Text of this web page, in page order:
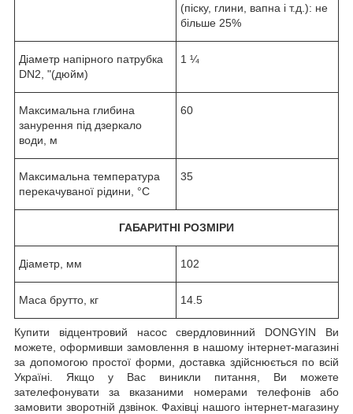
(піску, глини, вапна і т.д.): не
більше 25%
Діаметр напірного патрубка
DN2, "(дюйм)
1 ¼
Максимальна глибина
занурення під дзеркало
води, м
60
Максимальна температура
перекачуваної рідини, °C
35
ГАБАРИТНІ РОЗМІРИ
Діаметр, мм 102
Маса брутто, кг 14.5
Купити відцентровий насос свердловинний DONGYIN Ви
можете, оформивши замовлення в нашому інтернет-магазині
за допомогою простої форми, доставка здійснюється по всій
Україні. Якщо у Вас виникли питання, Ви можете
зателефонувати за вказаними номерами телефонів або
замовити зворотній дзвінок. Фахівці нашого інтернет-магазину